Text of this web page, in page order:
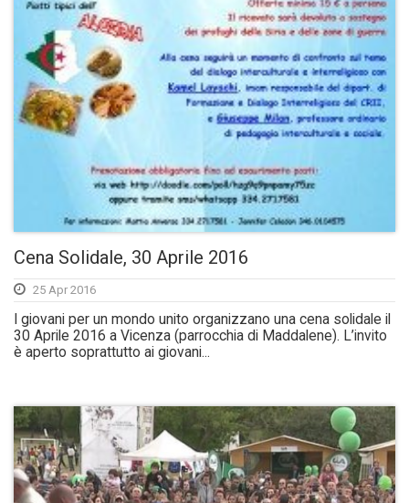
Cena Solidale, 30 Aprile 2016
25 Apr 2016
I giovani per un mondo unito organizzano una cena solidale il
30 Aprile 2016 a Vicenza (parrocchia di Maddalene). L’invito
è aperto soprattutto ai giovani...